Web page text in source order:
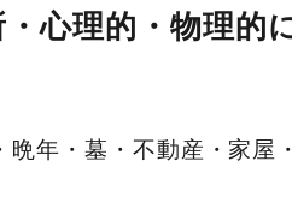
心理的・物理的
年・墓・不動産・家屋